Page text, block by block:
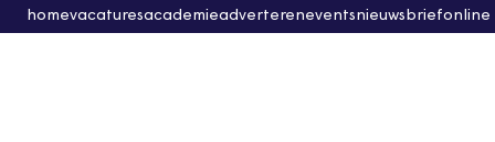
homevacaturesacademieadvertereneventsnieuwsbriefonline